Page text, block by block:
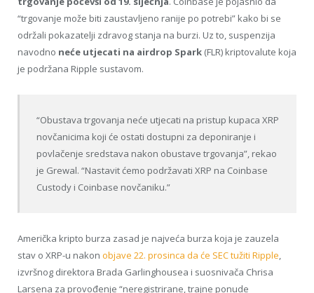
“trgovanje može biti zaustavljeno ranije po potrebi” kako bi se
održali pokazatelji zdravog stanja na burzi. Uz to, suspenzija
navodno neće utjecati na airdrop Spark (FLR) kriptovalute koja
je podržana Ripple sustavom.
“Obustava trgovanja neće utjecati na pristup kupaca XRP
novčanicima koji će ostati dostupni za deponiranje i
povlačenje sredstava nakon obustave trgovanja”, rekao
je Grewal. “Nastavit ćemo podržavati XRP na Coinbase
Custody i Coinbase novčaniku.”
Američka kripto burza zasad je najveća burza koja je zauzela
stav o XRP-u nakon objave 22. prosinca da će SEC tužiti Ripple,
izvršnog direktora Brada Garlinghousea i suosnivača Chrisa
Larsena za provođenje “neregistrirane, trajne ponude